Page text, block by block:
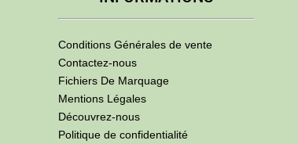
Conditions Générales de vente
Contactez-nous
Fichiers De Marquage
Mentions Légales
Découvrez-nous
Politique de confidentialité